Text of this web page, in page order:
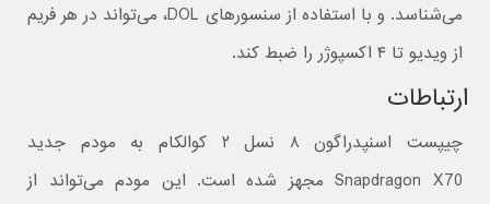
می‌شناسد. و با استفاده از سنسورهای DOL، می‌تواند در هر فریم
از ویدیو تا ۴ اکسپوژر را ضبط کند.
ارتباطات
چیپست اسنپدراگون ۸ نسل ۲ کوالکام به مودم جدید
Snapdragon X70 مجهز شده است. این مودم می‌تواند از